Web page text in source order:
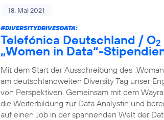
18. Mai 2021
#DIVERSITYDRIVESDATA:
Telefónica Deutschland / O2
„Women in Data“-
Mit dem Start der Ausschreibung des
am deutschlandweiten Diversity Tag unser
von Perspektiven. Gemeinsam mit dem
die Weiterbildung zur Data Analystin und
auf einen Job in der spannenden Welt der